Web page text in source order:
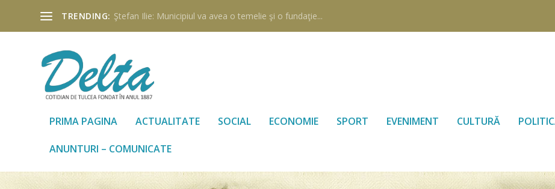
TRENDING: Ştefan Ilie: Municipiul va avea o temelie şi o fundaţie...
PRIMA PAGINA ACTUALITATE SOCIAL ECONOMIE SPORT EVENIMENT CULTURĂ
ANUNTURI – COMUNICATE